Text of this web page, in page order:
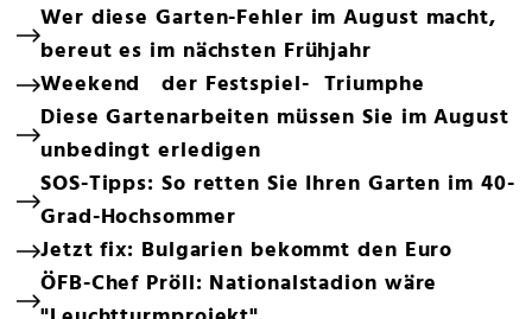
Wer diese Garten-Fehler im August macht,
bereut es im nächsten Frühjahr
Weekend der Festspiel- Triumphe
Diese Gartenarbeiten müssen Sie im August
unbedingt erledigen
SOS-Tipps: So retten Sie Ihren Garten im 40-
Grad-Hochsommer
Jetzt fix: Bulgarien bekommt den Euro
ÖFB-Chef Pröll: Nationalstadion wäre